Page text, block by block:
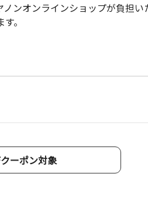
ンオンラインショップが負担い
。
ーポン対象